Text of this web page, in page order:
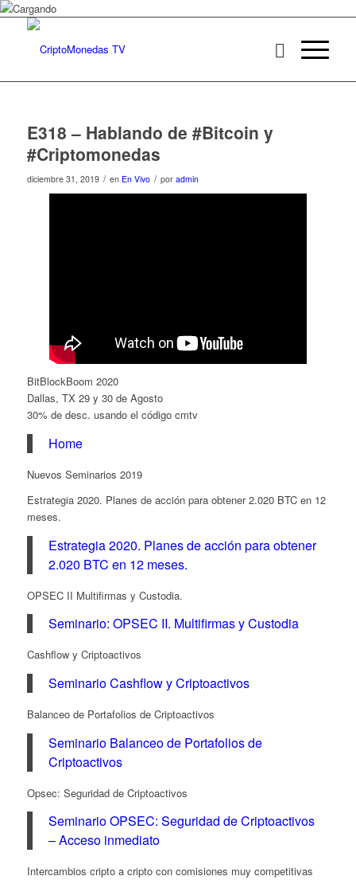
E318 – Hablando de #Bitcoin y
#Criptomonedas
diciembre 31, 2019 / en En Vivo / por admin
BitBlockBoom 2020
Dallas, TX 29 y 30 de Agosto
30% de desc. usando el código cmtv
Home
Nuevos Seminarios 2019
Estrategia 2020. Planes de acción para obtener 2.020 BTC en 12
meses.
Estrategia 2020. Planes de acción para obtener
2.020 BTC en 12 meses.
OPSEC II Multifirmas y Custodia.
Seminario: OPSEC II. Multifirmas y Custodia
Cashflow y Criptoactivos
Seminario Cashflow y Criptoactivos
Balanceo de Portafolios de Criptoactivos
Seminario Balanceo de Portafolios de
Criptoactivos
Opsec: Seguridad de Criptoactivos
Seminario OPSEC: Seguridad de Criptoactivos
– Acceso inmediato
Intercambios cripto a cripto con comisiones muy competitivas